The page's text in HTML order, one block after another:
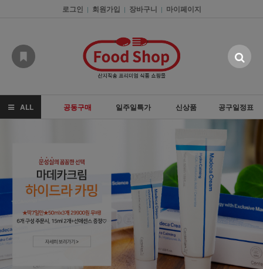
로그인 | 회원가입 | 장바구니 | 마이페이지
ALL 공동구매 일주일특가 신상품 공구일정표